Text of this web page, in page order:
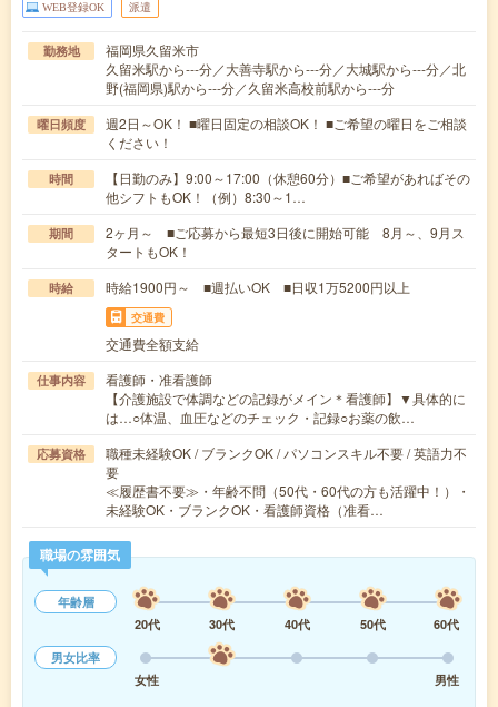
WEB登録OK 派遣
勤務地
福岡県久留米市
久留米駅から---分／大善寺駅から---分／大城駅から---分／北
野(福岡県)駅から---分／久留米高校前駅から---分
曜日頻度
週2日～OK！ ■曜日固定の相談OK！ ■ご希望の曜日をご相談
ください！
時間
【日勤のみ】9:00～17:00（休憩60分）■ご希望があればその
他シフトもOK！（例）8:30～1…
期間
2ヶ月～ ■ご応募から最短3日後に開始可能 8月～、9月ス
タートもOK！
時給 時給1900円～ ■週払いOK ■日収1万5200円以上
交通費
交通費全額支給
仕事内容
看護師・准看護師
【介護施設で体調などの記録がメイン＊看護師】▼具体的に
は…○体温、血圧などのチェック・記録○お薬の飲…
応募資格
職種未経験OK / ブランクOK / パソコンスキル不要 / 英語力不
要
≪履歴書不要≫・年齢不問（50代・60代の方も活躍中！）・
未経験OK・ブランクOK・看護師資格（准看…
職場の雰囲気
年齢層
20代
30代 40代 50代
60代
男女比率
女性
男性